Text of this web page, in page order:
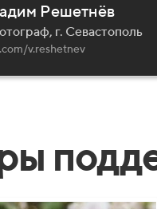
Решетнёв
г. Севастополь
v.reshetnev